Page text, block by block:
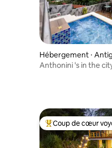
Hébergement ⋅
catlán
Anthonini 's in the
Coups de cœur
Coup de cœur